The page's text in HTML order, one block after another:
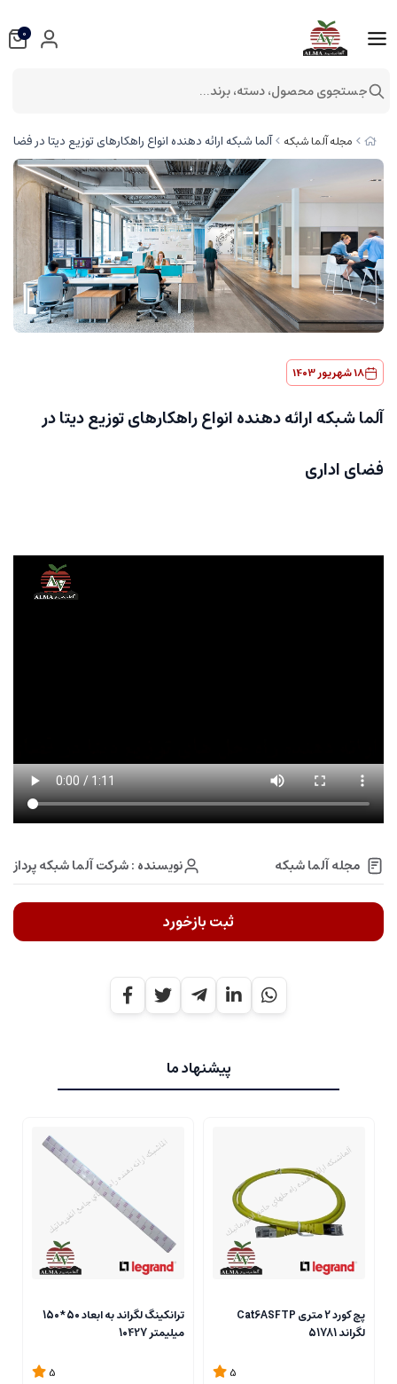
مجله آلما شبکه آلما شبکه ارائه دهنده انواع راهکارهای توزیع دیتا در فضای
18 شهریور 1403
آلما شبکه ارائه دهنده انواع راهکارهای توزیع دیتا در
فضای اداری
مجله آلما شبکه نویسنده : شرکت آلما شبکه پرداز
ثبت بازخورد
پیشنهاد ما
پچ کورد 2 متری Cat6ASFTP
لگراند 51781
5
ترانکینگ لگراند به ابعاد 50*150
میلیمتر 10427
5
0
جستجوی محصول، دسته، برند...